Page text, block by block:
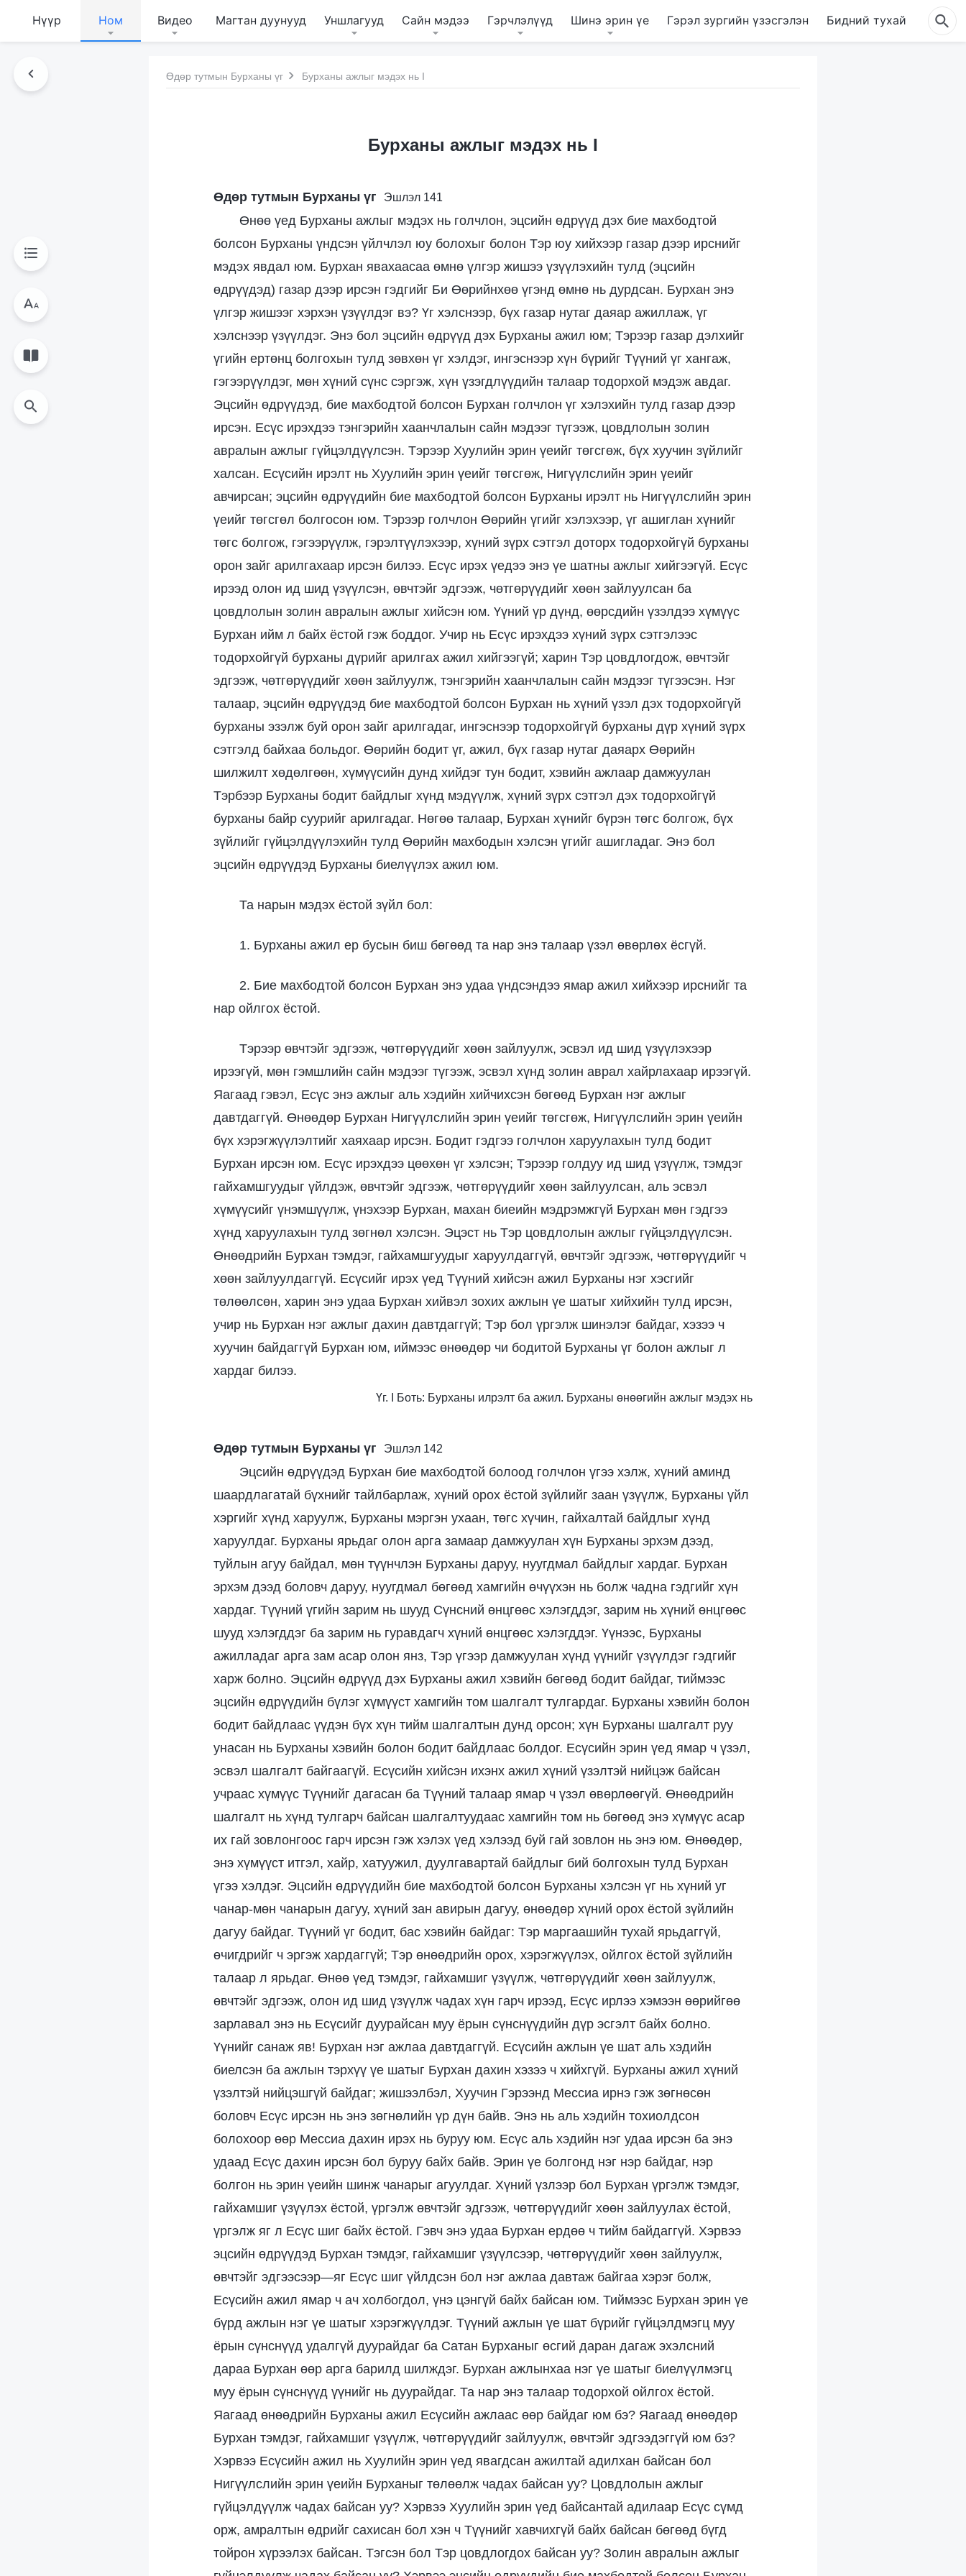
Нүүр Ном Видео Магтан дуунууд Уншлагууд Сайн мэдээ Гэрчлэлүүд Шинэ эрин үе Гэрэл зургийн үзэсгэлэн Бидний тухай
Өдөр тутмын Бурханы үг Бурханы ажлыг мэдэх нь I
Бурханы ажлыг мэдэх нь I
Өдөр тутмын Бурханы үг Эшлэл 141
Өнөө үед Бурханы ажлыг мэдэх нь голчлон, эцсийн өдрүүд дэх бие махбодтой
болсон Бурханы үндсэн үйлчлэл юу болохыг болон Тэр юу хийхээр газар дээр ирснийг
мэдэх явдал юм. Бурхан явахаасаа өмнө үлгэр жишээ үзүүлэхийн тулд (эцсийн
өдрүүдэд) газар дээр ирсэн гэдгийг Би Өөрийнхөө үгэнд өмнө нь дурдсан. Бурхан энэ
үлгэр жишээг хэрхэн үзүүлдэг вэ? Үг хэлснээр, бүх газар нутаг даяар ажиллаж, үг
хэлснээр үзүүлдэг. Энэ бол эцсийн өдрүүд дэх Бурханы ажил юм; Тэрээр газар дэлхийг
үгийн ертөнц болгохын тулд зөвхөн үг хэлдэг, ингэснээр хүн бүрийг Түүний үг хангаж,
гэгээрүүлдэг, мөн хүний сүнс сэргэж, хүн үзэгдлүүдийн талаар тодорхой мэдэж авдаг.
Эцсийн өдрүүдэд, бие махбодтой болсон Бурхан голчлон үг хэлэхийн тулд газар дээр
ирсэн. Есүс ирэхдээ тэнгэрийн хаанчлалын сайн мэдээг түгээж, цовдлолын золин
авралын ажлыг гүйцэлдүүлсэн. Тэрээр Хуулийн эрин үеийг төгсгөж, бүх хуучин зүйлийг
халсан. Есүсийн ирэлт нь Хуулийн эрин үеийг төгсгөж, Нигүүлслийн эрин үеийг
авчирсан; эцсийн өдрүүдийн бие махбодтой болсон Бурханы ирэлт нь Нигүүлслийн эрин
үеийг төгсгөл болгосон юм. Тэрээр голчлон Өөрийн үгийг хэлэхээр, үг ашиглан хүнийг
төгс болгож, гэгээрүүлж, гэрэлтүүлэхээр, хүний зүрх сэтгэл доторх тодорхойгүй бурханы
орон зайг арилгахаар ирсэн билээ. Есүс ирэх үедээ энэ үе шатны ажлыг хийгээгүй. Есүс
ирээд олон ид шид үзүүлсэн, өвчтэйг эдгээж, чөтгөрүүдийг хөөн зайлуулсан ба
цовдлолын золин авралын ажлыг хийсэн юм. Үүний үр дүнд, өөрсдийн үзэлдээ хүмүүс
Бурхан ийм л байх ёстой гэж боддог. Учир нь Есүс ирэхдээ хүний зүрх сэтгэлээс
тодорхойгүй бурханы дүрийг арилгах ажил хийгээгүй; харин Тэр цовдлогдож, өвчтэйг
эдгээж, чөтгөрүүдийг хөөн зайлуулж, тэнгэрийн хаанчлалын сайн мэдээг түгээсэн. Нэг
талаар, эцсийн өдрүүдэд бие махбодтой болсон Бурхан нь хүний үзэл дэх тодорхойгүй
бурханы эзэлж буй орон зайг арилгадаг, ингэснээр тодорхойгүй бурханы дүр хүний зүрх
сэтгэлд байхаа больдог. Өөрийн бодит үг, ажил, бүх газар нутаг даяарх Өөрийн
шилжилт хөдөлгөөн, хүмүүсийн дунд хийдэг тун бодит, хэвийн ажлаар дамжуулан
Тэрбээр Бурханы бодит байдлыг хүнд мэдүүлж, хүний зүрх сэтгэл дэх тодорхойгүй
бурханы байр суурийг арилгадаг. Нөгөө талаар, Бурхан хүнийг бүрэн төгс болгож, бүх
зүйлийг гүйцэлдүүлэхийн тулд Өөрийн махбодын хэлсэн үгийг ашигладаг. Энэ бол
эцсийн өдрүүдэд Бурханы биелүүлэх ажил юм.
Та нарын мэдэх ёстой зүйл бол:
1. Бурханы ажил ер бусын биш бөгөөд та нар энэ талаар үзэл өвөрлөх ёсгүй.
2. Бие махбодтой болсон Бурхан энэ удаа үндсэндээ ямар ажил хийхээр ирснийг та
нар ойлгох ёстой.
Тэрээр өвчтэйг эдгээж, чөтгөрүүдийг хөөн зайлуулж, эсвэл ид шид үзүүлэхээр
ирээгүй, мөн гэмшлийн сайн мэдээг түгээж, эсвэл хүнд золин аврал хайрлахаар ирээгүй.
Яагаад гэвэл, Есүс энэ ажлыг аль хэдийн хийчихсэн бөгөөд Бурхан нэг ажлыг
давтдаггүй. Өнөөдөр Бурхан Нигүүлслийн эрин үеийг төгсгөж, Нигүүлслийн эрин үеийн
бүх хэрэгжүүлэлтийг хаяхаар ирсэн. Бодит гэдгээ голчлон харуулахын тулд бодит
Бурхан ирсэн юм. Есүс ирэхдээ цөөхөн үг хэлсэн; Тэрээр голдуу ид шид үзүүлж, тэмдэг
гайхамшгуудыг үйлдэж, өвчтэйг эдгээж, чөтгөрүүдийг хөөн зайлуулсан, аль эсвэл
хүмүүсийг үнэмшүүлж, үнэхээр Бурхан, махан биеийн мэдрэмжгүй Бурхан мөн гэдгээ
хүнд харуулахын тулд зөгнөл хэлсэн. Эцэст нь Тэр цовдлолын ажлыг гүйцэлдүүлсэн.
Өнөөдрийн Бурхан тэмдэг, гайхамшгуудыг харуулдаггүй, өвчтэйг эдгээж, чөтгөрүүдийг ч
хөөн зайлуулдаггүй. Есүсийг ирэх үед Түүний хийсэн ажил Бурханы нэг хэсгийг
төлөөлсөн, харин энэ удаа Бурхан хийвэл зохих ажлын үе шатыг хийхийн тулд ирсэн,
учир нь Бурхан нэг ажлыг дахин давтдаггүй; Тэр бол үргэлж шинэлэг байдаг, хэзээ ч
хуучин байдаггүй Бурхан юм, иймээс өнөөдөр чи бодитой Бурханы үг болон ажлыг л
хардаг билээ.
Үг. I Боть: Бурханы илрэлт ба ажил. Бурханы өнөөгийн ажлыг мэдэх нь
Өдөр тутмын Бурханы үг Эшлэл 142
Эцсийн өдрүүдэд Бурхан бие махбодтой болоод голчлон үгээ хэлж, хүний аминд
шаардлагатай бүхнийг тайлбарлаж, хүний орох ёстой зүйлийг заан үзүүлж, Бурханы үйл
хэргийг хүнд харуулж, Бурханы мэргэн ухаан, төгс хүчин, гайхалтай байдлыг хүнд
харуулдаг. Бурханы ярьдаг олон арга замаар дамжуулан хүн Бурханы эрхэм дээд,
туйлын агуу байдал, мөн түүнчлэн Бурханы даруу, нуугдмал байдлыг хардаг. Бурхан
эрхэм дээд боловч даруу, нуугдмал бөгөөд хамгийн өчүүхэн нь болж чадна гэдгийг хүн
хардаг. Түүний үгийн зарим нь шууд Сүнсний өнцгөөс хэлэгддэг, зарим нь хүний өнцгөөс
шууд хэлэгддэг ба зарим нь гуравдагч хүний өнцгөөс хэлэгддэг. Үүнээс, Бурханы
ажилладаг арга зам асар олон янз, Тэр үгээр дамжуулан хүнд үүнийг үзүүлдэг гэдгийг
харж болно. Эцсийн өдрүүд дэх Бурханы ажил хэвийн бөгөөд бодит байдаг, тиймээс
эцсийн өдрүүдийн бүлэг хүмүүст хамгийн том шалгалт тулгардаг. Бурханы хэвийн болон
бодит байдлаас үүдэн бүх хүн тийм шалгалтын дунд орсон; хүн Бурханы шалгалт руу
унасан нь Бурханы хэвийн болон бодит байдлаас болдог. Есүсийн эрин үед ямар ч үзэл,
эсвэл шалгалт байгаагүй. Есүсийн хийсэн ихэнх ажил хүний үзэлтэй нийцэж байсан
учраас хүмүүс Түүнийг дагасан ба Түүний талаар ямар ч үзэл өвөрлөөгүй. Өнөөдрийн
шалгалт нь хүнд тулгарч байсан шалгалтуудаас хамгийн том нь бөгөөд энэ хүмүүс асар
их гай зовлонгоос гарч ирсэн гэж хэлэх үед хэлээд буй гай зовлон нь энэ юм. Өнөөдөр,
энэ хүмүүст итгэл, хайр, хатуужил, дуулгавартай байдлыг бий болгохын тулд Бурхан
үгээ хэлдэг. Эцсийн өдрүүдийн бие махбодтой болсон Бурханы хэлсэн үг нь хүний уг
чанар-мөн чанарын дагуу, хүний зан авирын дагуу, өнөөдөр хүний орох ёстой зүйлийн
дагуу байдаг. Түүний үг бодит, бас хэвийн байдаг: Тэр маргаашийн тухай ярьдаггүй,
өчигдрийг ч эргэж хардаггүй; Тэр өнөөдрийн орох, хэрэгжүүлэх, ойлгох ёстой зүйлийн
талаар л ярьдаг. Өнөө үед тэмдэг, гайхамшиг үзүүлж, чөтгөрүүдийг хөөн зайлуулж,
өвчтэйг эдгээж, олон ид шид үзүүлж чадах хүн гарч ирээд, Есүс ирлээ хэмээн өөрийгөө
зарлавал энэ нь Есүсийг дуурайсан муу ёрын сүнснүүдийн дүр эсгэлт байх болно.
Үүнийг санаж яв! Бурхан нэг ажлаа давтдаггүй. Есүсийн ажлын үе шат аль хэдийн
биелсэн ба ажлын тэрхүү үе шатыг Бурхан дахин хэзээ ч хийхгүй. Бурханы ажил хүний
үзэлтэй нийцэшгүй байдаг; жишээлбэл, Хуучин Гэрээнд Мессиа ирнэ гэж зөгнөсөн
боловч Есүс ирсэн нь энэ зөгнөлийн үр дүн байв. Энэ нь аль хэдийн тохиолдсон
болохоор өөр Мессиа дахин ирэх нь буруу юм. Есүс аль хэдийн нэг удаа ирсэн ба энэ
удаад Есүс дахин ирсэн бол буруу байх байв. Эрин үе болгонд нэг нэр байдаг, нэр
болгон нь эрин үеийн шинж чанарыг агуулдаг. Хүний үзлээр бол Бурхан үргэлж тэмдэг,
гайхамшиг үзүүлэх ёстой, үргэлж өвчтэйг эдгээж, чөтгөрүүдийг хөөн зайлуулах ёстой,
үргэлж яг л Есүс шиг байх ёстой. Гэвч энэ удаа Бурхан ердөө ч тийм байдаггүй. Хэрвээ
эцсийн өдрүүдэд Бурхан тэмдэг, гайхамшиг үзүүлсээр, чөтгөрүүдийг хөөн зайлуулж,
өвчтэйг эдгээсээр—яг Есүс шиг үйлдсэн бол нэг ажлаа давтаж байгаа хэрэг болж,
Есүсийн ажил ямар ч ач холбогдол, үнэ цэнгүй байх байсан юм. Тиймээс Бурхан эрин үе
бүрд ажлын нэг үе шатыг хэрэгжүүлдэг. Түүний ажлын үе шат бүрийг гүйцэлдмэгц муу
ёрын сүнснүүд удалгүй дуурайдаг ба Сатан Бурханыг өсгий даран дагаж эхэлсний
дараа Бурхан өөр арга барилд шилждэг. Бурхан ажлынхаа нэг үе шатыг биелүүлмэгц
муу ёрын сүнснүүд үүнийг нь дуурайдаг. Та нар энэ талаар тодорхой ойлгох ёстой.
Яагаад өнөөдрийн Бурханы ажил Есүсийн ажлаас өөр байдаг юм бэ? Яагаад өнөөдөр
Бурхан тэмдэг, гайхамшиг үзүүлж, чөтгөрүүдийг зайлуулж, өвчтэйг эдгээдэггүй юм бэ?
Хэрвээ Есүсийн ажил нь Хуулийн эрин үед явагдсан ажилтай адилхан байсан бол
Нигүүлслийн эрин үеийн Бурханыг төлөөлж чадах байсан уу? Цовдлолын ажлыг
гүйцэлдүүлж чадах байсан уу? Хэрвээ Хуулийн эрин үед байсантай адилаар Есүс сүмд
орж, амралтын өдрийг сахисан бол хэн ч Түүнийг хавчихгүй байх байсан бөгөөд бүгд
тойрон хүрээлэх байсан. Тэгсэн бол Тэр цовдлогдох байсан уу? Золин авралын ажлыг